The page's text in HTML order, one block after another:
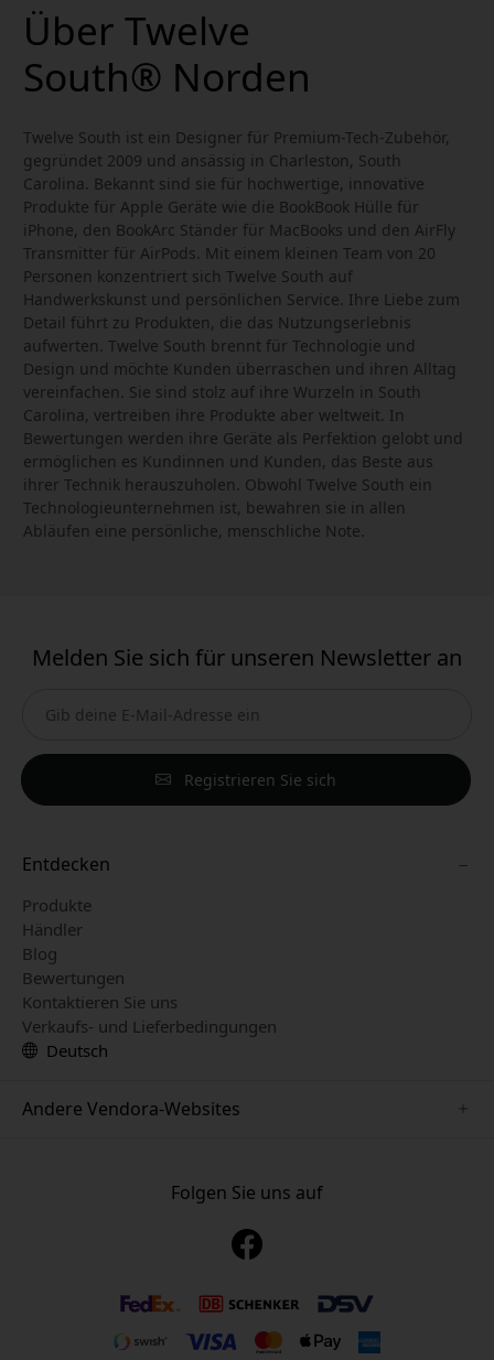
Über Twelve
South® Norden
Twelve South ist ein Designer für Premium-Tech-Zubehör,
gegründet 2009 und ansässig in Charleston, South
Carolina. Bekannt sind sie für hochwertige, innovative
Produkte für Apple Geräte wie die BookBook Hülle für
iPhone, den BookArc Ständer für MacBooks und den AirFly
Transmitter für AirPods. Mit einem kleinen Team von 20
Personen konzentriert sich Twelve South auf
Handwerkskunst und persönlichen Service. Ihre Liebe zum
Detail führt zu Produkten, die das Nutzungserlebnis
aufwerten. Twelve South brennt für Technologie und
Design und möchte Kunden überraschen und ihren Alltag
vereinfachen. Sie sind stolz auf ihre Wurzeln in South
Carolina, vertreiben ihre Produkte aber weltweit. In
Bewertungen werden ihre Geräte als Perfektion gelobt und
ermöglichen es Kundinnen und Kunden, das Beste aus
ihrer Technik herauszuholen. Obwohl Twelve South ein
Technologieunternehmen ist, bewahren sie in allen
Abläufen eine persönliche, menschliche Note.
Melden Sie sich für unseren Newsletter an
Registrieren Sie sich
Entdecken
Produkte
Händler
Blog
Bewertungen
Kontaktieren Sie uns
Verkaufs- und Lieferbedingungen
Deutsch
Andere Vendora-Websites
www.pipetto.se
Folgen Sie uns auf